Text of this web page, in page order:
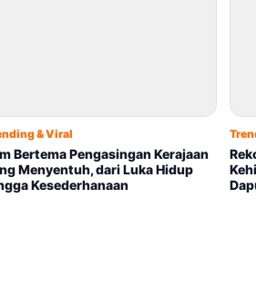
& Viral
Bertema Pengasingan Kerajaan
Menyentuh, dari Luka Hidup
Kesederhanaan